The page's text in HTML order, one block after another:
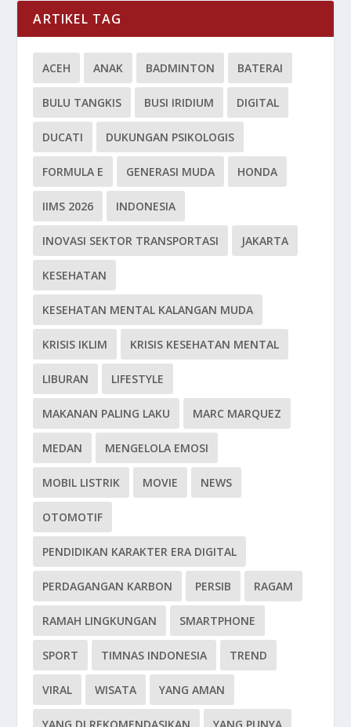
ARTIKEL TAG
ACEH ANAK BADMINTON BATERAI
BULU TANGKIS BUSI IRIDIUM DIGITAL
DUCATI DUKUNGAN PSIKOLOGIS
FORMULA E GENERASI MUDA HONDA
IIMS 2026 INDONESIA
INOVASI SEKTOR TRANSPORTASI JAKARTA
KESEHATAN
KESEHATAN MENTAL KALANGAN MUDA
KRISIS IKLIM KRISIS KESEHATAN MENTAL
LIBURAN LIFESTYLE
MAKANAN PALING LAKU MARC MARQUEZ
MEDAN MENGELOLA EMOSI
MOBIL LISTRIK MOVIE NEWS
OTOMOTIF
PENDIDIKAN KARAKTER ERA DIGITAL
PERDAGANGAN KARBON PERSIB RAGAM
RAMAH LINGKUNGAN SMARTPHONE
SPORT TIMNAS INDONESIA TREND
VIRAL WISATA YANG AMAN